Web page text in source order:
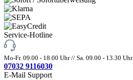
Service-Hotline
Mo-Fr. 09.00 - 18.00 Uhr // Sa. 09.00 - 13.30 Uhr
07032 9116030
E-Mail Support